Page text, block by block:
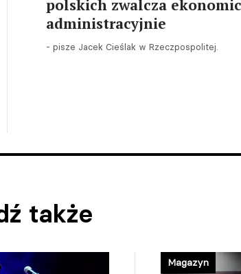
polskich zwalcza
administracyjnie
- pisze Jacek Cieślak w Rzeczpospolitej.
także
Magazyn